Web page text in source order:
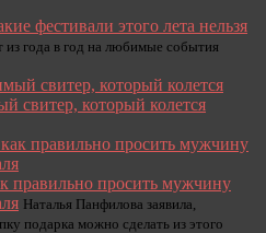
фестивали этого лета нельзя
из года в год на любимые события
свитер, который колется
правильно просить мужчину
Наталья Панфилова заявила,
подарка можно сделать из этого